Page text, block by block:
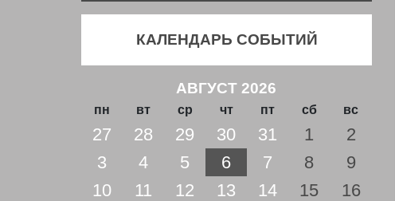
КАЛЕНДАРЬ СОБЫТИЙ
АВГУСТ 2026
пн вт ср чт пт сб вс
27 28 29 30 31 1
2
3
4 5 6 7 8
9
10
11 12 13 14 15
16